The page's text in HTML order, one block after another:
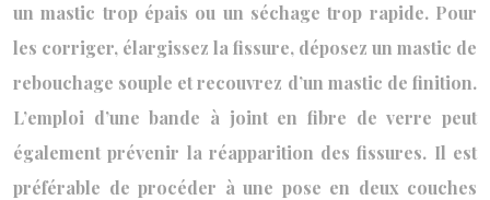
un mastic trop épais ou un séchage trop rapide. Pour
les corriger, élargissez la fissure, déposez un mastic de
rebouchage souple et recouvrez d’un mastic de finition.
L’emploi d’une bande à joint en fibre de verre peut
également prévenir la réapparition des fissures. Il est
préférable de procéder à une pose en deux couches